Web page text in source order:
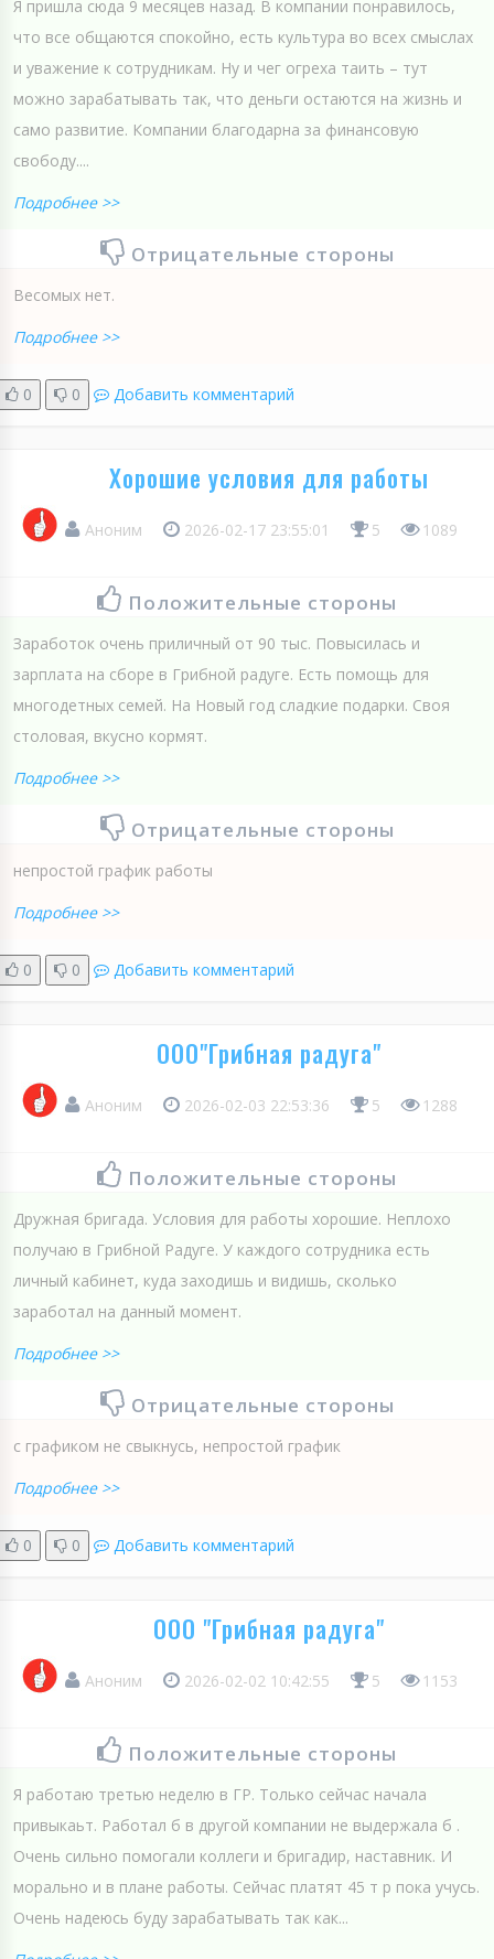
Я пришла сюда 9 месяцев назад. В компании понравилось,
что все общаются спокойно, есть культура во всех смыслах
и уважение к сотрудникам. Ну и чег огреха таить – тут
можно зарабатывать так, что деньги остаются на жизнь и
само развитие. Компании благодарна за финансовую
свободу....
Подробнее >>
Отрицательные стороны
Весомых нет.
Подробнее >>
0 0 Добавить комментарий
Хорошие условия для работы
Аноним 2026-02-17 23:55:01 5 1089
Положительные стороны
Заработок очень приличный от 90 тыс. Повысилась и
зарплата на сборе в Грибной радуге. Есть помощь для
многодетных семей. На Новый год сладкие подарки. Своя
столовая, вкусно кормят.
Подробнее >>
Отрицательные стороны
непростой график работы
Подробнее >>
0 0 Добавить комментарий
ООО"Грибная радуга"
Аноним 2026-02-03 22:53:36 5 1288
Положительные стороны
Дружная бригада. Условия для работы хорошие. Неплохо
получаю в Грибной Радуге. У каждого сотрудника есть
личный кабинет, куда заходишь и видишь, сколько
заработал на данный момент.
Подробнее >>
Отрицательные стороны
с графиком не свыкнусь, непростой график
Подробнее >>
0 0 Добавить комментарий
ООО "Грибная радуга"
Аноним 2026-02-02 10:42:55 5 1153
Положительные стороны
Я работаю третью неделю в ГР. Только сейчас начала
привыкаьт. Работал б в другой компании не выдержала б .
Очень сильно помогали коллеги и бригадир, наставник. И
морально и в плане работы. Сейчас платят 45 т р пока учусь.
Очень надеюсь буду зарабатывать так как...